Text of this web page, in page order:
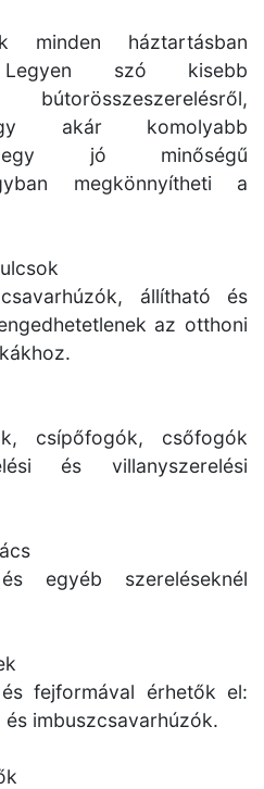
minden háztartásban
Legyen szó kisebb
akár komolyabb
egy jó minőségű
megkönnyítheti a
állítható és
az otthoni
csípőfogók, csőfogók
és villanyszerelési
egyéb szereléseknél
fejformával érhetők el:
imbuszcsavarhúzók.